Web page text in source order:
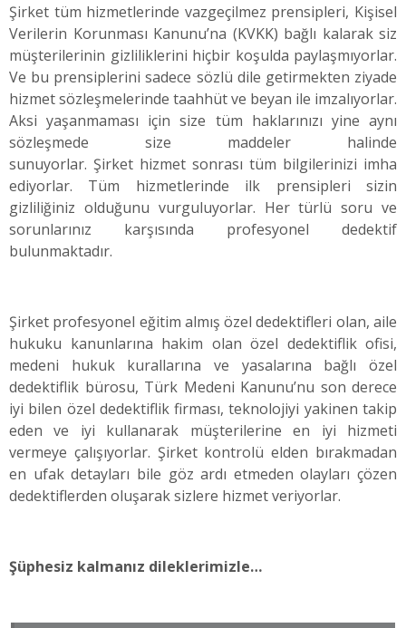
Şirket tüm hizmetlerinde vazgeçilmez prensipleri, Kişisel
Verilerin Korunması Kanunu’na (KVKK) bağlı kalarak siz
müşterilerinin gizliliklerini hiçbir koşulda paylaşmıyorlar.
Ve bu prensiplerini sadece sözlü dile getirmekten ziyade
hizmet sözleşmelerinde taahhüt ve beyan ile imzalıyorlar.
Aksi yaşanmaması için size tüm haklarınızı yine aynı
sözleşmede size maddeler halinde
sunuyorlar. Şirket hizmet sonrası tüm bilgilerinizi imha
ediyorlar. Tüm hizmetlerinde ilk prensipleri sizin
gizliliğiniz olduğunu vurguluyorlar. Her türlü soru ve
sorunlarınız karşısında profesyonel dedektif
bulunmaktadır.
Şirket profesyonel eğitim almış özel dedektifleri olan, aile
hukuku kanunlarına hakim olan özel dedektiflik ofisi,
medeni hukuk kurallarına ve yasalarına bağlı özel
dedektiflik bürosu, Türk Medeni Kanunu’nu son derece
iyi bilen özel dedektiflik firması, teknolojiyi yakinen takip
eden ve iyi kullanarak müşterilerine en iyi hizmeti
vermeye çalışıyorlar. Şirket kontrolü elden bırakmadan
en ufak detayları bile göz ardı etmeden olayları çözen
dedektiflerden oluşarak sizlere hizmet veriyorlar.
Şüphesiz kalmanız dileklerimizle…